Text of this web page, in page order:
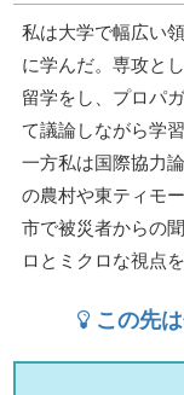
私は大学で幅広い
に学んだ。専攻と
留学をし、プロパ
て議論しながら学習
一方私は国際協力
の農村や東ティモ
市で被災者からの
ロとミクロな視点
この先